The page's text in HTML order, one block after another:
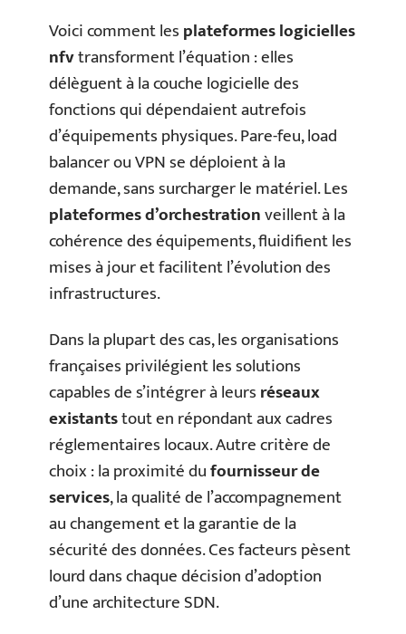
Voici comment lesplateformes logicielles
nfvtransforment l’équation : elles
délèguent à la couche logicielle des
fonctions qui dépendaient autrefois
d’équipements physiques. Pare-feu, load
balancer ou VPN se déploient à la
demande, sans surcharger le matériel. Les
plateformes d’orchestrationveillent à la
cohérence des équipements, fluidifient les
mises à jour et facilitent l’évolution des
infrastructures.
Dans la plupart des cas, les organisations
françaises privilégient les solutions
capables de s’intégrer à leursréseaux
existantstout en répondant aux cadres
réglementaires locaux. Autre critère de
choix : la proximité dufournisseur de
services, la qualité de l’accompagnement
au changement et la garantie de la
sécurité des données. Ces facteurs pèsent
lourd dans chaque décision d’adoption
d’une architecture SDN.